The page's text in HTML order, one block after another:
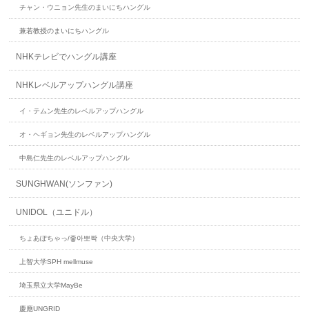
チャン・ウニョン先生のまいにちハングル
兼若教授のまいにちハングル
NHKテレビでハングル講座
NHKレベルアップハングル講座
イ・テムン先生のレベルアップハングル
オ・ヘギョン先生のレベルアップハングル
中島仁先生のレベルアップハングル
SUNGHWAN(ソンファン)
UNIDOL（ユニドル）
ちょあぽちゃっ/좋아뽀짝（中央大学）
上智大学SPH mellmuse
埼玉県立大学MayBe
慶應UNGRID